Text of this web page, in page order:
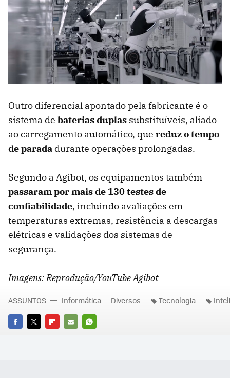
Outro diferencial apontado pela fabricante é o
sistema de baterias duplas substituíveis, aliado
ao carregamento automático, que reduz o tempo
de parada durante operações prolongadas.
Segundo a Agibot, os equipamentos também
passaram por mais de 130 testes de
confiabilidade, incluindo avaliações em
temperaturas extremas, resistência a descargas
elétricas e validações dos sistemas de
segurança.
Imagens: Reprodução/YouTube Agibot
FACEBOOK
TWITTERFLIPBOARD
E-
WHATSAPP
ASSUNTOS Informática Diversos Tecnologia